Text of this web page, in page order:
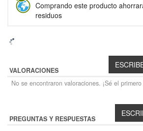
Comprando este producto
residuos
VALORACIONES
No se encontraron valoraciones. ¡Sé el
PREGUNTAS Y RESPUESTAS